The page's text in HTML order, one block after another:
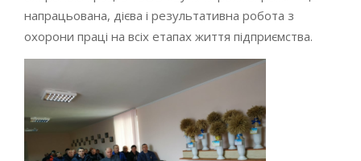
напрацьована, дієва і результативна робота з
охорони праці на всіх етапах життя підприємства.